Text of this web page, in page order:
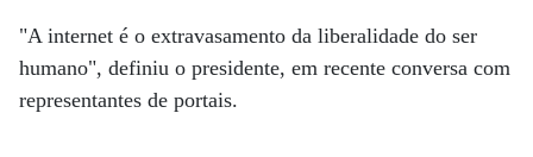
"A internet é o extravasamento da liberalidade do ser
humano", definiu o presidente, em recente conversa com
representantes de portais.